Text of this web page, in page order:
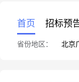
首页 招标预
省份地区： 北京